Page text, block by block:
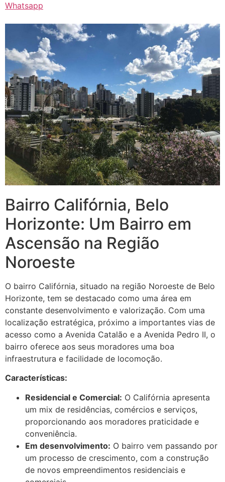
Whatsapp
Bairro Califórnia, Belo
Horizonte: Um Bairro em
Ascensão na Região
Noroeste
O bairro Califórnia, situado na região Noroeste de Belo
Horizonte, tem se destacado como uma área em
constante desenvolvimento e valorização. Com uma
localização estratégica, próximo a importantes vias de
acesso como a Avenida Catalão e a Avenida Pedro II, o
bairro oferece aos seus moradores uma boa
infraestrutura e facilidade de locomoção.
Características:
Residencial e Comercial: O Califórnia apresenta
um mix de residências, comércios e serviços,
proporcionando aos moradores praticidade e
conveniência.
Em desenvolvimento: O bairro vem passando por
um processo de crescimento, com a construção
de novos empreendimentos residenciais e